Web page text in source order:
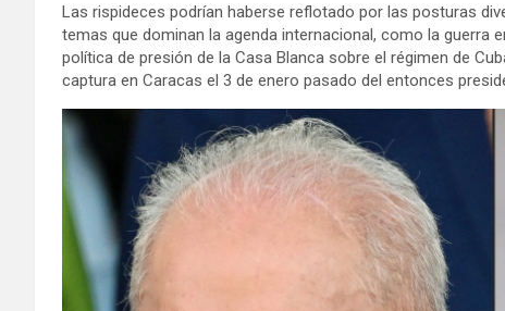
Las rispideces podrían haberse reflotado por las posturas
temas que dominan la agenda internacional, como la guerra
política de presión de la Casa Blanca sobre el régimen de
captura en Caracas el 3 de enero pasado del entonces